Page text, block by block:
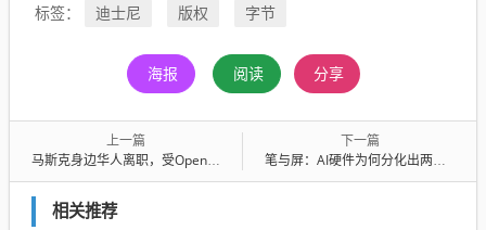
标签： 迪士尼 版权 字节
海报 阅读 分享
上一篇
马斯克身边华人离职，受OpenClaw刺激了？
下一篇
笔与屏：AI硬件为何分化出两条路？
相关推荐